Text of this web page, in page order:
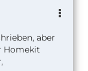
aber
Homekit